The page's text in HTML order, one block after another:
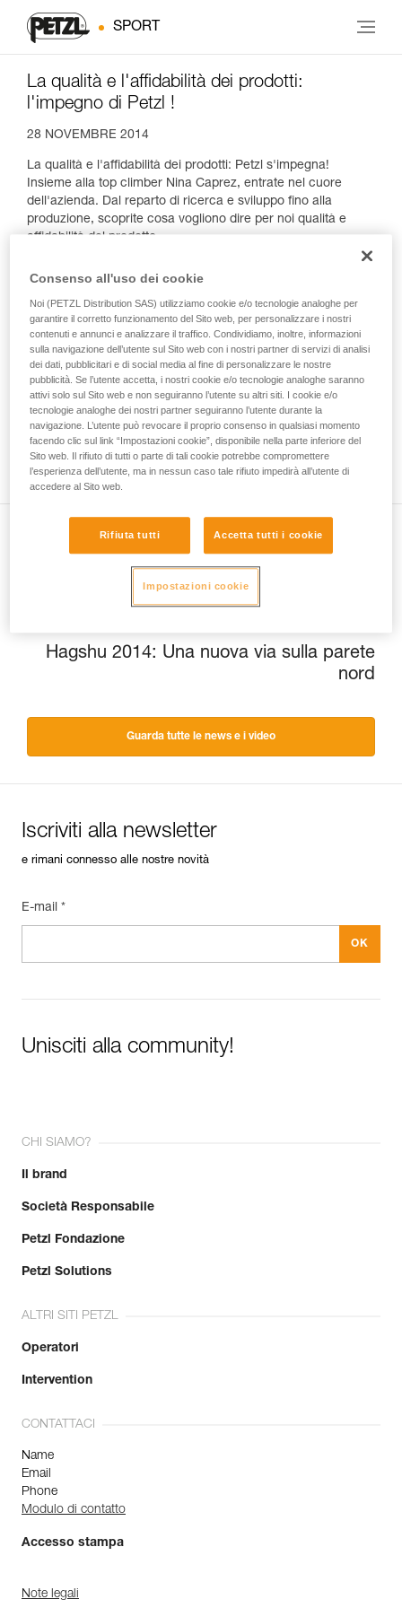
SPORT
La qualità e l'affidabilità dei prodotti:
l'impegno di Petzl !
28 NOVEMBRE 2014
La qualità e l'affidabilità dei prodotti: Petzl s'impegna!
Insieme alla top climber Nina Caprez, entrate nel cuore
dell'azienda. Dal reparto di ricerca e sviluppo fino alla
produzione, scoprite cosa vogliono dire per noi qualità e
affidabilità del prodotto.
Precedente
Lampade frontali: una storia di qualità
Hagshu 2014: Una nuova via sulla parete
nord
Guarda tutte le news e i video
Iscriviti alla newsletter
e rimani connesso alle nostre novità
E-mail *
Unisciti alla community!
CHI SIAMO?
Il brand
Società Responsabile
Petzl Fondazione
Petzl Solutions
ALTRI SITI PETZL
Operatori
Intervention
CONTATTACI
Name
Email
Phone
Modulo di contatto
Accesso stampa
Note legali
Consenso all'uso dei cookie
Noi (PETZL Distribution SAS) utilizziamo cookie e/o tecnologie analoghe per
garantire il corretto funzionamento del Sito web, per personalizzare i nostri
contenuti e annunci e analizzare il traffico. Condividiamo, inoltre, informazioni
sulla navigazione dell’utente sul Sito web con i nostri partner di servizi di analisi
dei dati, pubblicitari e di social media al fine di personalizzare le nostre
pubblicità. Se l’utente accetta, i nostri cookie e/o tecnologie analoghe saranno
attivi solo sul Sito web e non seguiranno l’utente su altri siti. I cookie e/o
tecnologie analoghe dei nostri partner seguiranno l’utente durante la
navigazione. L’utente può revocare il proprio consenso in qualsiasi momento
facendo clic sul link “Impostazioni cookie”, disponibile nella parte inferiore del
Sito web. Il rifiuto di tutti o parte di tali cookie potrebbe compromettere
l’esperienza dell’utente, ma in nessun caso tale rifiuto impedirà all’utente di
accedere al Sito web.
Rifiuta tutti Accetta tutti i cookie
Impostazioni cookie